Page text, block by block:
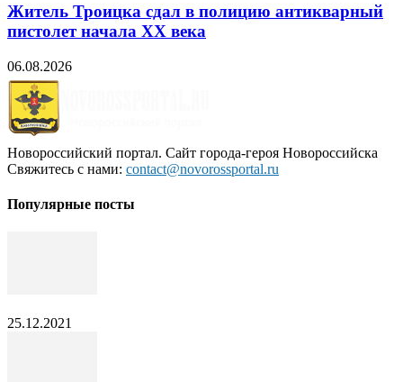
Житель Троицка сдал в полицию антикварный
пистолет начала XX века
06.08.2026
Новороссийский портал. Сайт города-героя Новороссийска
Свяжитесь с нами: contact@novorossportal.ru
Популярные посты
25.12.2021